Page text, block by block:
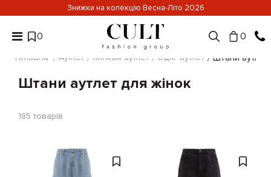
Знижки на колекцію Весна-Літо 2026
0 0
Головна Аутлет Жінкам аутлет Одяг аутлет Штани аутлет
Штани аутлет для жінок
185 товарів